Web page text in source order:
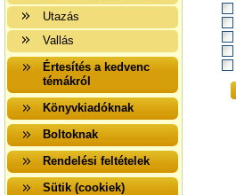
Utazás
Vallás
Értesítés a kedvenc
témákról
Könyvkiadóknak
Boltoknak
Rendelési feltételek
Sütik (cookiek)